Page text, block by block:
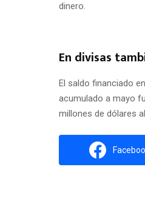
dinero.
En divisas
El saldo financiado
acumulado a mayo
millones de dólares